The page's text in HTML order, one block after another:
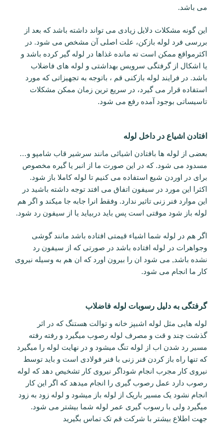
می باشد.
این گونه مشکلات دلایل زیادی می تواند داشته باشد که بعد از
بررسی فرد لوله بازکن، علت اصلی آن مشخص می شود. در
اکثرمواقع ممکن است ته‌ مانده‌ غذا‌ها در لوله گیر کرده باشد و
یا اشکال از گرفتگی سرویس بهداشتی و لوله های فاضلاب
باشد. در فرایند لوله بازکنی قم ، باتوجه به تجهیزاتی که مورد
استفاده قرار می گیرد، در سریع ترین زمان ممکن مشکلات
تاسیساتی بوجود آمده رفع می شود.
افتادن اشیاع در داخل لوله
بعضی از لوله ها بافتادن اشیائی مانند سرشیر قاب شامپو و…
مسدود می شود. که در این صورت ما از انبر یا گیره مخصوص
برای در اوردن شیع استفاده می کنیم تا لوله کاملا باز شود.
اکثرا این مورد در سیفون اتفاق می افتد توجه داشته باشید در
این موارد فنر زنی تاثیر ندارد. وفقط انرا جابه جا میکند و اگر هم
لوله باز شود موقتی است پس باید دربیاید یا از سیفون رد شود.
اگر هم در لوله شما اشیاء قیمتی افتاده باشد مانند گوشی
وجواهرات در لوله افتاده باشد در صورتی که از سیفون رد
نشده باشد, می شود ان را بیرون اورد که ان هم به وسیله نیروی
کار ما انجام می شود.
گرفتگی به دلیل رسوبات لوله فاضلاب
لوله هایی مثل لوله اشبپز خانه و توالت هستنگ که در اثر
گذشت چند و قت و مصرف لوله رصوب میگیرد و رفته رفته
مسیر رد شدن اب از لوله تنگ میشود و در نهایت لوله را میگیرد
که تنها راه باز کردن فنر زنی با فنر فولادی است و باید توسط
نیروی کار مجرب انجام شوداگر نیروی کار تشخیص دهد که لوله
رصوب دارد عمل رصوب گیری را انجام میدهد که اگر این کار
انجام نشود یک مسیر باریک از لوله باز میشود و لوله زود به زود
میگیرد ولی با رسوب گیری عمر لوله شما بیشتر می شود.
جهت اطلاع بیشتر با شرکت قم تک تماس بگیرید